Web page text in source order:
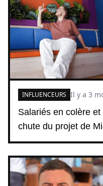
Salariés en colère
chute du projet de
INFLUENCEURS Il y a 3